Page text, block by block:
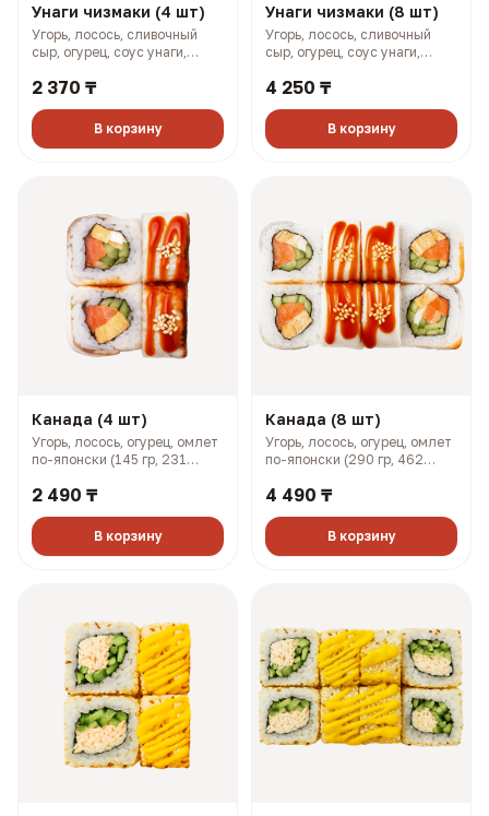
Унаги чизмаки (4 шт)
Угорь, лосось, сливочный
сыр, огурец, соус унаги,
2 370 ₸
В корзину
Унаги чизмаки (8 шт)
Угорь, лосось, сливочный
сыр, огурец, соус унаги,
4 250 ₸
В корзину
Канада (4 шт)
Угорь, лосось, огурец, омлет
по-японски (145 гр, 231
2 490 ₸
В корзину
Канада (8 шт)
Угорь, лосось, огурец, омлет
по-японски (290 гр, 462
4 490 ₸
В корзину